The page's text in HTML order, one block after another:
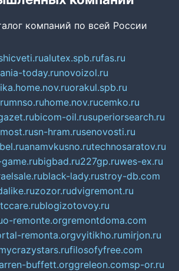
компаний по всей России
alutex.spb.rufas.ru
today.runovoizol.ru
orakul.spb.ru
mnso.ruhome.nov.rucemko.ru
bicom-oil.rusuperiorsearch.ru
sn-hram.rusenovosti.ru
anamvkusno.rutechnosaratov.ru
bigbad.ru227gp.ruwes-ex.ru
black-lady.rustroy-db.com
zozor.rudvigremont.ru
blogizotovoy.ru
o-remonte.orgremontdoma.com
remonta.orgvyitikho.rumirjon.ru
filosofyfree.com
buffett.orggreleon.comsp-or.ru